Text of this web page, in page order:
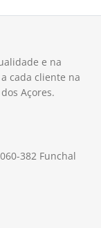
e na
cada cliente na
Açores.
382 Funchal